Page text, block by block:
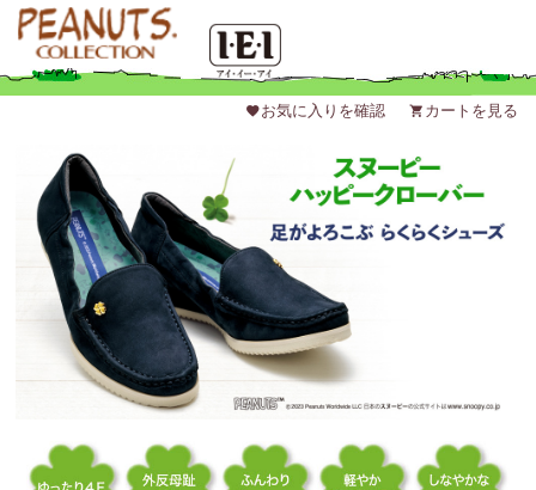
favoriteお気に入りを確認 shopping_cart カートを見る